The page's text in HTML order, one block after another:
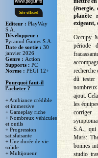
Site officiel
Editeur :PlayWay
S.A.
Développeur :
Pyramid Games S.A.
Date de sortie :30
janvier 2026
Genre : Action
Supports :PC
Norme :PEGI 12+
Pourquoi faut-il
l'acheter ?
+ Ambiance crédible
et immersive
+ Gameplay riche
+ Nombreux véhicules
et outils
+ Progression
satisfaisante
+ Une durée de vie
solide
+ Multijoueur
(énergie,
planète
exigeant,
Occupy
période
dû
ajout.
les
S.A., qui
Mars:
bonnes
studio